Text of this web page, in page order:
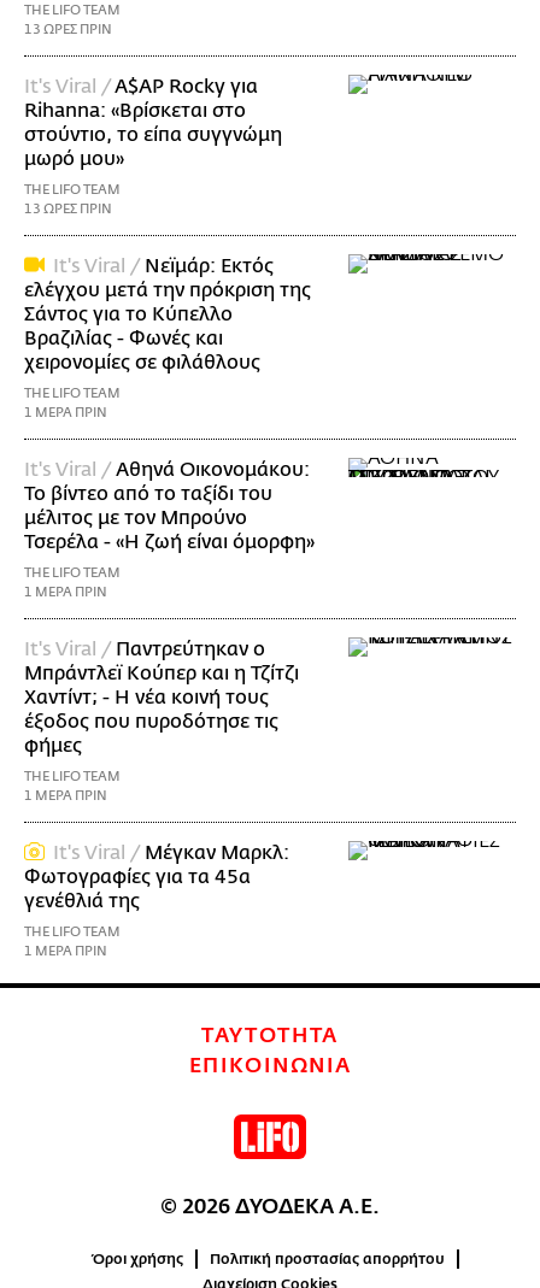
THE LIFO TEAM
13 ΩΡΕΣ ΠΡΙΝ
It's Viral /A$AP Rocky για
Rihanna: «Βρίσκεται στο
στούντιο, το είπα συγγνώμη
μωρό μου»
THE LIFO TEAM
13 ΩΡΕΣ ΠΡΙΝ
It's Viral / Νεϊμάρ: Εκτός
ελέγχου μετά την πρόκριση της
Σάντος για το Κύπελλο
Βραζιλίας - Φωνές και
χειρονομίες σε φιλάθλους
THE LIFO TEAM
1 ΜΕΡΑ ΠΡΙΝ
It's Viral / Αθηνά Οικονομάκου:
Το βίντεο από το ταξίδι του
μέλιτος με τον Μπρούνο
Τσερέλα - «Η ζωή είναι όμορφη»
THE LIFO TEAM
1 ΜΕΡΑ ΠΡΙΝ
It's Viral / Παντρεύτηκαν ο
Μπράντλεϊ Κούπερ και η Τζίτζι
Χαντίντ; - Η νέα κοινή τους
έξοδος που πυροδότησε τις
φήμες
THE LIFO TEAM
1 ΜΕΡΑ ΠΡΙΝ
It's Viral / Μέγκαν Μαρκλ:
Φωτογραφίες για τα 45α
γενέθλιά της
THE LIFO TEAM
1 ΜΕΡΑ ΠΡΙΝ
ΤΑΥΤΟΤΗΤΑ
ΕΠΙΚΟΙΝΩΝΙΑ
© 2026 ΔΥΟΔΕΚΑ Α.Ε.
Όροι χρήσης
Πολιτική προστασίας απορρήτου
Διαχείριση Cookies